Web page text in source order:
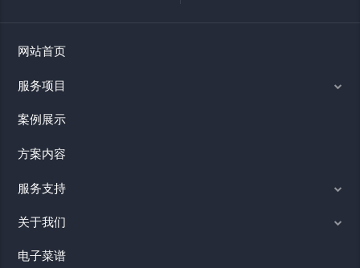
网站首页
服务项目
案例展示
方案内容
服务支持
关于我们
电子菜谱